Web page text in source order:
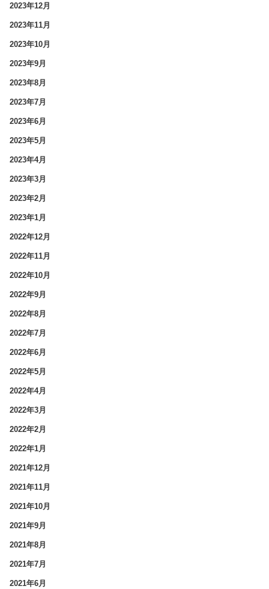
2023年12月
2023年11月
2023年10月
2023年9月
2023年8月
2023年7月
2023年6月
2023年5月
2023年4月
2023年3月
2023年2月
2023年1月
2022年12月
2022年11月
2022年10月
2022年9月
2022年8月
2022年7月
2022年6月
2022年5月
2022年4月
2022年3月
2022年2月
2022年1月
2021年12月
2021年11月
2021年10月
2021年9月
2021年8月
2021年7月
2021年6月